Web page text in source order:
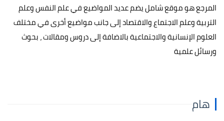
المرجع هو موقع شامل يضم عديد المواضيع في علم النفس وعلم
التربية وعلم الاجتماع والاقتصاد إلى جانب مواضيع أخرى في مختلف
العلوم الإنسانية والاجتماعية بالاضافة إلى دروس ومقالات ، بحوث
ورسائل علمية
هام